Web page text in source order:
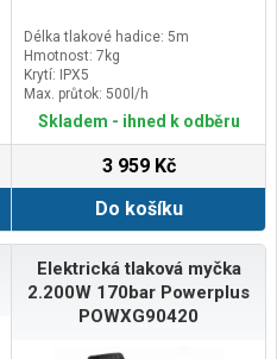
Délka tlakové hadice: 5m
Hmotnost: 7kg
Krytí: IPX5
Max. průtok: 500l/h
Skladem - ihned k odběru
3 959 Kč
Do košíku
Elektrická tlaková myčka
2.200W 170bar Powerplus
POWXG90420